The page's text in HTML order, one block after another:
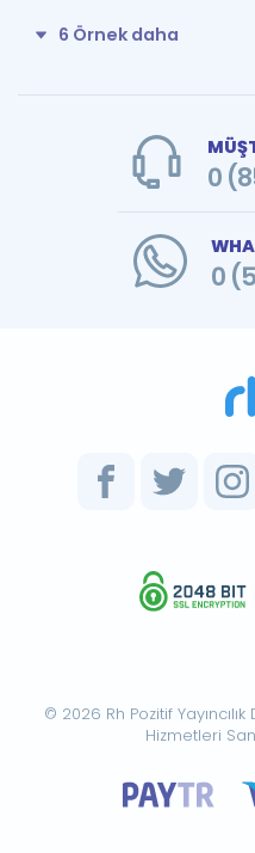
6 Örnek daha
0
0
© 2026 Rh Pozitif
Hizmetleri